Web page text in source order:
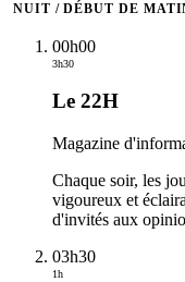
NUIT / DÉBUT DE
00h00
3h30
Le 22H
Magazine
Chaque soir, les
vigoureux et
d'invités aux
03h30
1h